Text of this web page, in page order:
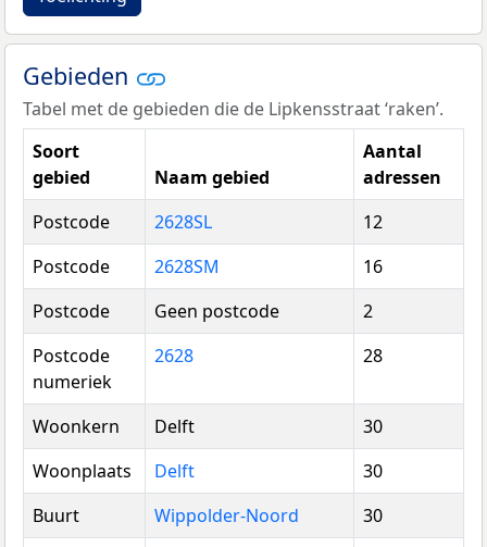
Gebieden
Tabel met de gebieden die de Lipkensstraat ‘raken’.
Soort
gebied
Naam gebied
Aantal
adressen
Postcode
2628SL
12
Postcode
2628SM
16
Postcode
Geen postcode
2
Postcode
numeriek
2628 28
Woonkern Delft
30
Woonplaats
Delft
30
Buurt
Wippolder-Noord
30